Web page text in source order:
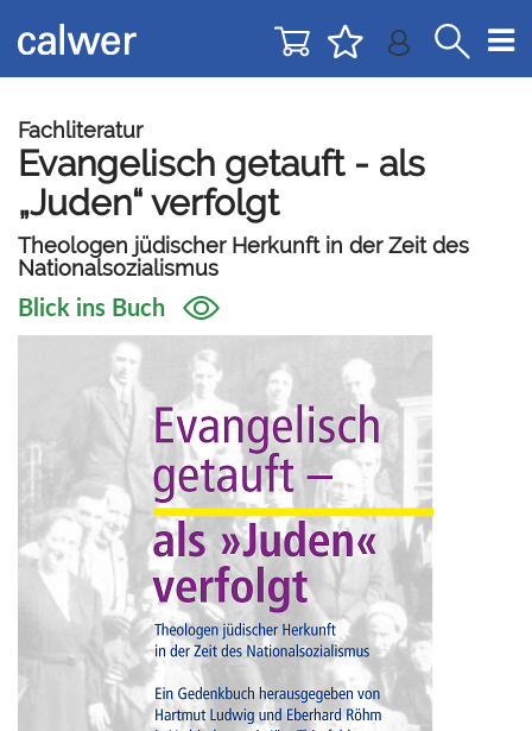
zur
Navigation
zum
Inhalt
Fachliteratur
Evangelisch getauft - als
„Juden“ verfolgt
Theologen jüdischer Herkunft in der Zeit des
Nationalsozialismus
Blick ins Buch